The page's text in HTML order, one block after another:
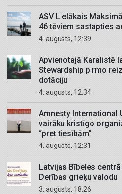
ASV Lielākais
46 tēviem sastapties
4. augusts, 12:39
Apvienotajā Karalistē
Stewardship pirmo
dotāciju
4. augusts, 12:34
Amnesty International
vairāku kristīgo
“pret tiesībām”
4. augusts, 12:31
Latvijas Bībeles
Derības grieķu valodu
3. augusts, 18:26